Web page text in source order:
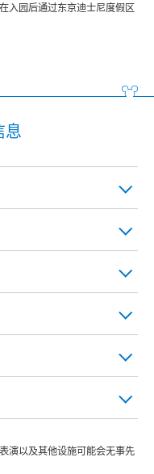
入园后通过东京迪士尼度假区
息
演以及其他设施可能会无事先